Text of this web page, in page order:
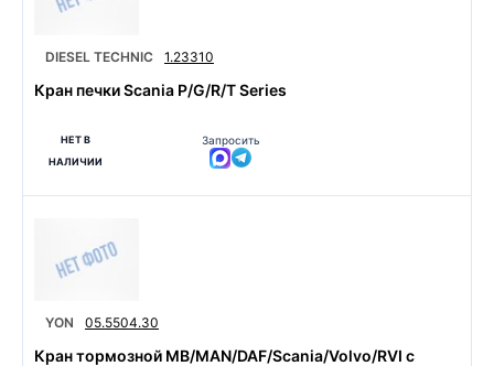
DIESEL TECHNIC 1.23310
Кран печки Scania P/G/R/T Series
НЕТ В
НАЛИЧИИ
Запросить
YON 05.5504.30
Кран тормозной MB/MAN/DAF/Scania/Volvo/RVI с